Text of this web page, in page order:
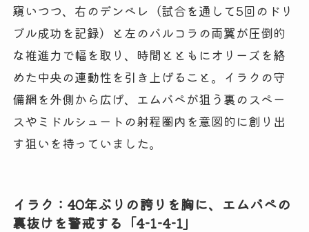
窺いつつ、右のデンベレ（試合を通して5回のドリ
ブル成功を記録）と左のバルコラの両翼が圧倒的
な推進力で幅を取り、時間とともにオリーズを絡
めた中央の連動性を引き上げること。イラクの守
備網を外側から広げ、エムバペが狙う裏のスペー
スやミドルシュートの射程圏内を意図的に創り出
す狙いを持っていました。
イラク：40年ぶりの誇りを胸に、エムバペの
裏抜けを警戒する「4-1-4-1」